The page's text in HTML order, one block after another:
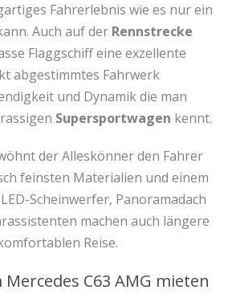
Fahrerlebnis wie es nur ein
Auch auf der Rennstrecke
Flaggschiff eine exzellente
abgestimmtes Fahrwerk
und Dynamik die man
Supersportwagen kennt.
der Alleskönner den Fahrer
feinsten Materialien und einem
Scheinwerfer, Panoramadach
machen auch längere
Reise.
C63 AMG mieten